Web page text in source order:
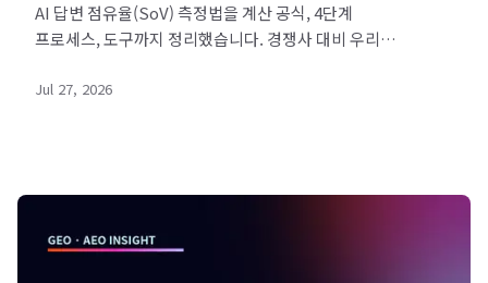
AI 답변 점유율(SoV) 측정법을 계산 공식, 4단계
프로세스, 도구까지 정리했습니다. 경쟁사 대비 우리
Jul 27, 2026